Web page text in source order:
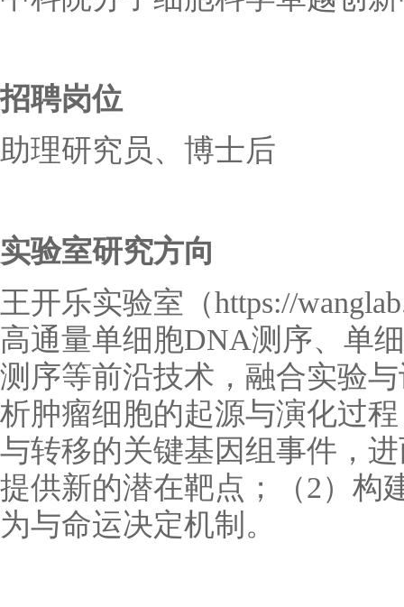
招聘岗位
助理研究员、博士后
实验室研究方向
王开乐实验室（https://
高通量单细胞DNA测序、单
测序等前沿技术，融合实验
析肿瘤细胞的起源与演化过
与转移的关键基因组事件，
提供新的潜在靶点；（2）构
为与命运决定机制。